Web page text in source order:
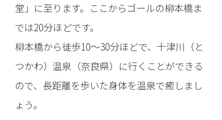
堂」に至ります。ここからゴールの柳本橋ま
では20分ほどです。
柳本橋から徒歩10〜30分ほどで、十津川（と
つかわ）温泉（奈良県）に行くことができる
ので、長距離を歩いた身体を温泉で癒しまし
ょう。